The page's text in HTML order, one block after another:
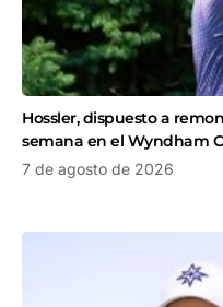
Hossler, dispuesto a
semana en el Wyndham
7 de agosto de 2026